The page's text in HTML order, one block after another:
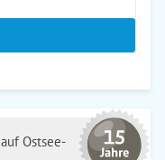
Ostsee-